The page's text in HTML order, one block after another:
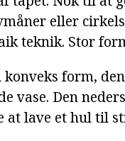
eller
teknik. Stor
form,
vase. Den
at lave et hul til